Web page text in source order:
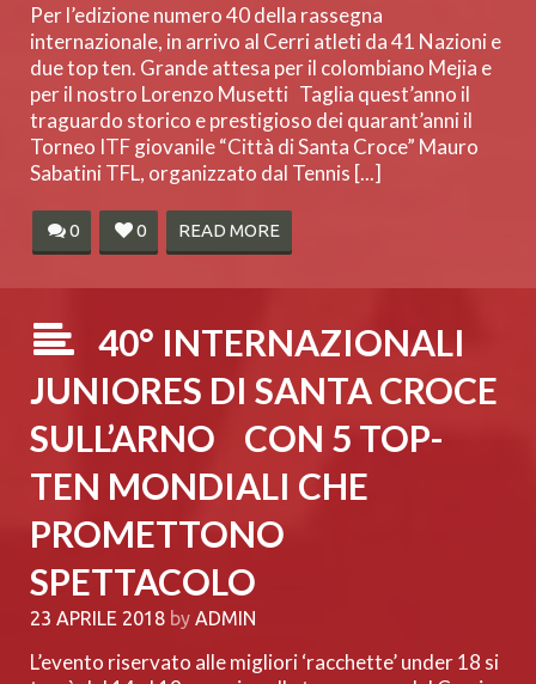
Per l’edizione numero 40 della rassegna
internazionale, in arrivo al Cerri atleti da 41 Nazioni e
due top ten. Grande attesa per il colombiano Mejia e
per il nostro Lorenzo Musetti Taglia quest’anno il
traguardo storico e prestigioso dei quarant’anni il
Torneo ITF giovanile “Città di Santa Croce” Mauro
Sabatini TFL, organizzato dal Tennis [...]
0 0 READ MORE
40° INTERNAZIONALI
JUNIORES DI SANTA CROCE
SULL’ARNO CON 5 TOP-
TEN MONDIALI CHE
PROMETTONO
SPETTACOLO
23 APRILE 2018 by ADMIN
L’evento riservato alle migliori ‘racchette’ under 18 si